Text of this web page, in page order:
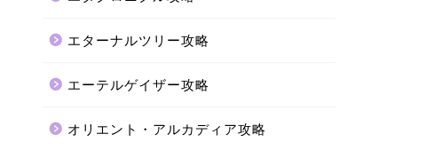
エターナルツリー攻略
エーテルゲイザー攻略
オリエント・アルカディア攻略